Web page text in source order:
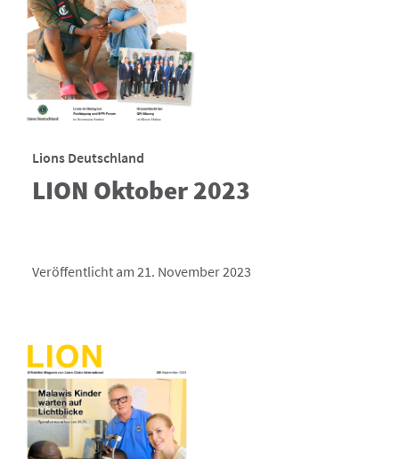
Lions Deutschland
LION Oktober 2023
Veröffentlicht am 21. November 2023